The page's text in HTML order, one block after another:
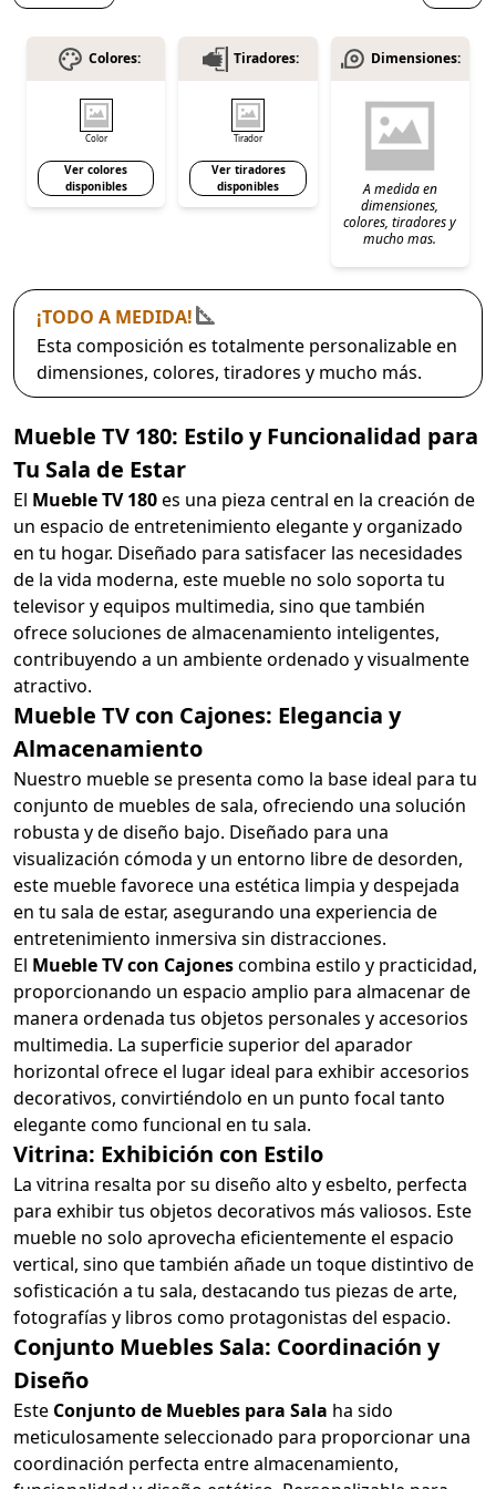
Colores:
Color
Ver colores
disponibles
Tiradores:
Tirador
Ver tiradores
disponibles
Dimensiones:
A medida en
dimensiones,
colores, tiradores y
mucho mas.
¡TODO A MEDIDA!
Esta composición es totalmente personalizable en
dimensiones, colores, tiradores y mucho más.
Mueble TV 180: Estilo y Funcionalidad para
Tu Sala de Estar
El Mueble TV 180es una pieza central en la creación de
un espacio de entretenimiento elegante y organizado
en tu hogar. Diseñado para satisfacer las necesidades
de la vida moderna, este mueble no solo soporta tu
televisor y equipos multimedia, sino que también
ofrece soluciones de almacenamiento inteligentes,
contribuyendo a un ambiente ordenado y visualmente
atractivo.
Mueble TV con Cajones: Elegancia y
Almacenamiento
Nuestro mueble se presenta como la base ideal para tu
conjunto de muebles de sala, ofreciendo una solución
robusta y de diseño bajo. Diseñado para una
visualización cómoda y un entorno libre de desorden,
este mueble favorece una estética limpia y despejada
en tu sala de estar, asegurando una experiencia de
entretenimiento inmersiva sin distracciones.
El Mueble TV con Cajonescombina estilo y practicidad,
proporcionando un espacio amplio para almacenar de
manera ordenada tus objetos personales y accesorios
multimedia. La superficie superior del aparador
horizontal ofrece el lugar ideal para exhibir accesorios
decorativos, convirtiéndolo en un punto focal tanto
elegante como funcional en tu sala.
Vitrina: Exhibición con Estilo
La vitrina resalta por su diseño alto y esbelto, perfecta
para exhibir tus objetos decorativos más valiosos. Este
mueble no solo aprovecha eficientemente el espacio
vertical, sino que también añade un toque distintivo de
sofisticación a tu sala, destacando tus piezas de arte,
fotografías y libros como protagonistas del espacio.
Conjunto Muebles Sala: Coordinación y
Diseño
Este Conjunto de Muebles para Sala ha sido
meticulosamente seleccionado para proporcionar una
coordinación perfecta entre almacenamiento,